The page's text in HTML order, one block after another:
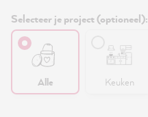
Selecteer je project (optioneel):
Alle Keuken